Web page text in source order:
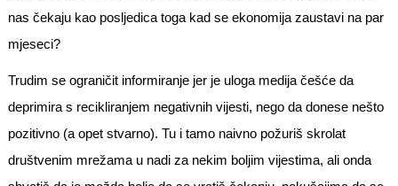
nas čekaju kao posljedica toga kad se ekonomija zaustavi na par
mjeseci?
Trudim se ograničit informiranje jer je uloga medija češće da
deprimira s recikliranjem negativnih vijesti, nego da donese nešto
pozitivno (a opet stvarno). Tu i tamo naivno požuriš skrolat
društvenim mrežama u nadi za nekim boljim vijestima, ali onda